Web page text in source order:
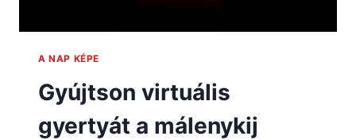
A NAP KÉPE
Gyújtson virtuális
gyertyát a málenykij